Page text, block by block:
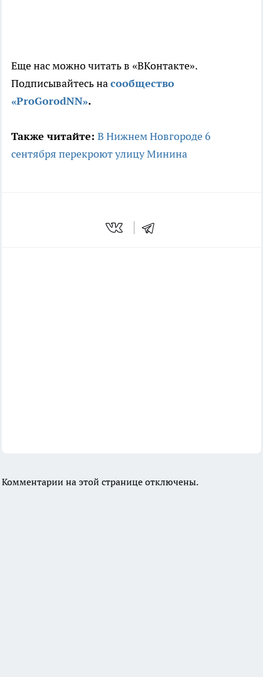
Еще нас можно читать в «ВКонтакте».
Подписывайтесь насообщество
«ProGorodNN».
Также читайте: В Нижнем Новгороде 6
сентября перекроют улицу Минина
Комментарии на этой странице отключены.